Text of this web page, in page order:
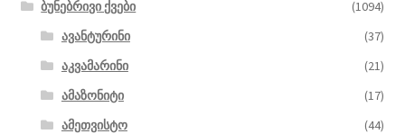
ბუნებრივი ქვები
(1094)
ავანტურინი
(37)
აკვამარინი
(21)
ამაზონიტი
(17)
ამეთვისტო
(44)